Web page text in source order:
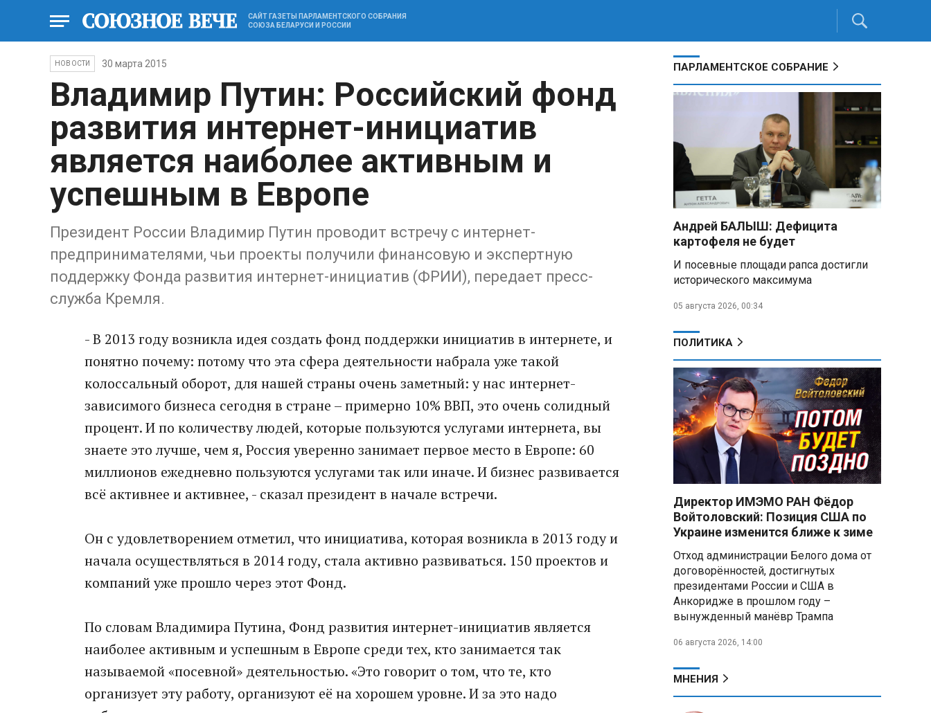
САЙТ ГАЗЕТЫ ПАРЛАМЕНТСКОГО СОБРАНИЯ
СОЮЗА БЕЛАРУСИ И РОССИИ
НОВОСТИ 30 марта 2015
Владимир Путин: Российский фонд
развития интернет-инициатив
является наиболее активным и
успешным в Европе
Президент России Владимир Путин проводит встречу с интернет-
предпринимателями, чьи проекты получили финансовую и экспертную
поддержку Фонда развития интернет-инициатив (ФРИИ), передает пресс-
служба Кремля.
- В 2013 году возникла идея создать фонд поддержки инициатив в интернете, и
понятно почему: потому что эта сфера деятельности набрала уже такой
колоссальный оборот, для нашей страны очень заметный: у нас интернет-
зависимого бизнеса сегодня в стране – примерно 10% ВВП, это очень солидный
процент. И по количеству людей, которые пользуются услугами интернета, вы
знаете это лучше, чем я, Россия уверенно занимает первое место в Европе: 60
миллионов ежедневно пользуются услугами так или иначе. И бизнес развивается
всё активнее и активнее, - сказал президент в начале встречи.
Он с удовлетворением отметил, что инициатива, которая возникла в 2013 году и
начала осуществляться в 2014 году, стала активно развиваться. 150 проектов и
компаний уже прошло через этот Фонд.
По словам Владимира Путина, Фонд развития интернет-инициатив является
наиболее активным и успешным в Европе среди тех, кто занимается так
называемой «посевной» деятельностью. «Это говорит о том, что те, кто
организует эту работу, организуют её на хорошем уровне. И за это надо
ПАРЛАМЕНТСКОЕ СОБРАНИЕ
Андрей БАЛЫШ: Дефицита
картофеля не будет
И посевные площади рапса достигли
исторического максимума
05 августа 2026, 00:34
ПОЛИТИКА
Директор ИМЭМО РАН Фёдор
Войтоловский: Позиция США по
Украине изменится ближе к зиме
Отход администрации Белого дома от
договорённостей, достигнутых
президентами России и США в
Анкоридже в прошлом году –
вынужденный манёвр Трампа
06 августа 2026, 14:00
МНЕНИЯ